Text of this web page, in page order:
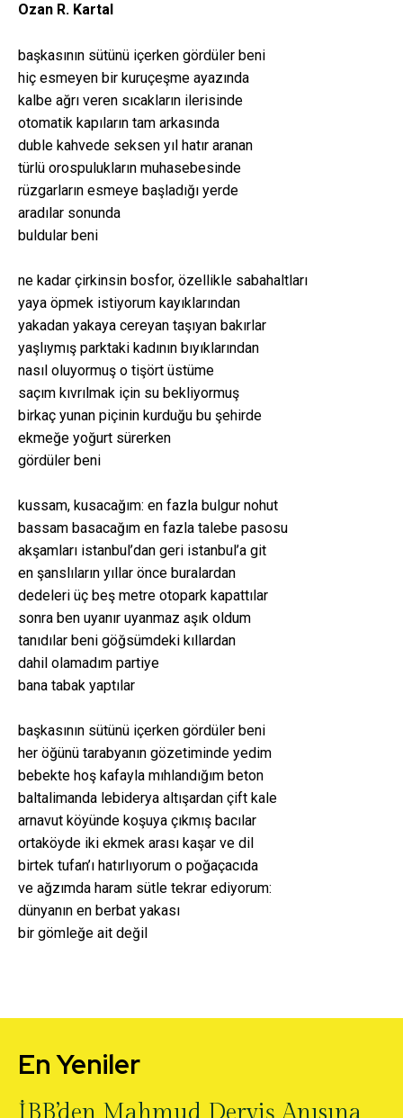
Ozan R. Kartal
başkasının sütünü içerken gördüler beni
hiç esmeyen bir kuruçeşme ayazında
kalbe ağrı veren sıcakların ilerisinde
otomatik kapıların tam arkasında
duble kahvede seksen yıl hatır aranan
türlü orospulukların muhasebesinde
rüzgarların esmeye başladığı yerde
aradılar sonunda
buldular beni
ne kadar çirkinsin bosfor, özellikle sabahaltları
yaya öpmek istiyorum kayıklarından
yakadan yakaya cereyan taşıyan bakırlar
yaşlıymış parktaki kadının bıyıklarından
nasıl oluyormuş o tişört üstüme
saçım kıvrılmak için su bekliyormuş
birkaç yunan piçinin kurduğu bu şehirde
ekmeğe yoğurt sürerken
gördüler beni
kussam, kusacağım: en fazla bulgur nohut
bassam basacağım en fazla talebe pasosu
akşamları istanbul’dan geri istanbul’a git
en şanslıların yıllar önce buralardan
dedeleri üç beş metre otopark kapattılar
sonra ben uyanır uyanmaz aşık oldum
tanıdılar beni göğsümdeki kıllardan
dahil olamadım partiye
bana tabak yaptılar
başkasının sütünü içerken gördüler beni
her öğünü tarabyanın gözetiminde yedim
bebekte hoş kafayla mıhlandığım beton
baltalimanda lebiderya altışardan çift kale
arnavut köyünde koşuya çıkmış bacılar
ortaköyde iki ekmek arası kaşar ve dil
birtek tufan’ı hatırlıyorum o poğaçacıda
ve ağzımda haram sütle tekrar ediyorum:
dünyanın en berbat yakası
bir gömleğe ait değil
En Yeniler
İBB’den Mahmud Derviş Anısına